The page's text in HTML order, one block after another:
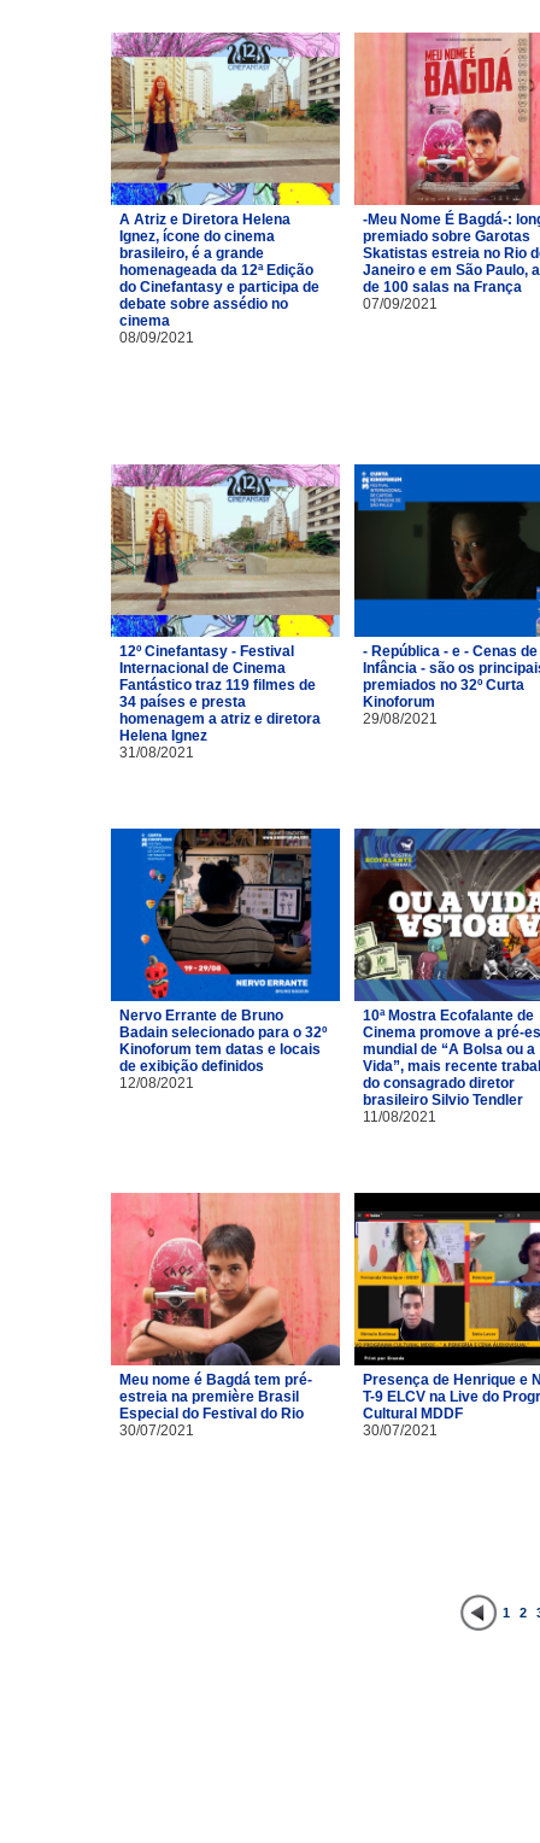
A Atriz e Diretora Helena
Ignez, ícone do cinema
brasileiro, é a grande
homenageada da 12ª Edição
do Cinefantasy e participa de
debate sobre assédio no
cinema
08/09/2021
-Meu Nome É Bagdá-:
premiado sobre Garotas
Skatistas estreia no Rio
Janeiro e em São Paulo,
de 100 salas na França
07/09/2021
12º Cinefantasy - Festival
Internacional de Cinema
Fantástico traz 119 filmes de
34 países e presta
homenagem a atriz e diretora
Helena Ignez
31/08/2021
- República - e - Cenas de
Infância - são os
premiados no 32º Curta
Kinoforum
29/08/2021
Nervo Errante de Bruno
Badain selecionado para o 32º
Kinoforum tem datas e locais
de exibição definidos
12/08/2021
10ª Mostra Ecofalante de
Cinema promove a pré-
mundial de “A Bolsa ou a
Vida”, mais recente
do consagrado diretor
brasileiro Silvio Tendler
11/08/2021
Meu nome é Bagdá tem pré-
estreia na première Brasil
Especial do Festival do Rio
30/07/2021
Presença de Henrique e
T-9 ELCV na Live do
Cultural MDDF
30/07/2021
1 2